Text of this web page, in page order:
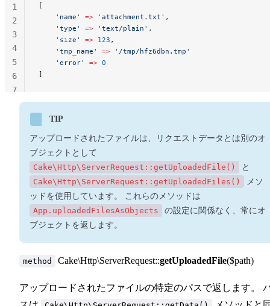
[
    'name'
=> 'attachment.txt' ,
    'type'
=> 'text/plain' ,
    'size'
=> 123 ,
    'tmp_name'
=> '/tmp/hfz6dbn.tmp'
    'error'
=> 0
]
1
2
3
4
5
6
7
TIP
アップロードされたファイルは、リクエストデータとは別のオ
ブジェクトとして
Cake\Http\ServerRequest::getUploadedFile()
と
Cake\Http\ServerRequest::getUploadedFiles()
メソ
ッドを使用しています。 これらのメソッドは
App.uploadedFilesAsObjects
の設定に関係なく、常にオ
ブジェクトを返します。
method Cake\Http\ServerRequest::getUploadedFile($path)
アップロードされたファイルの特定のパスで返します。